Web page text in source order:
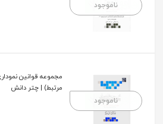
ناموجود
ناموجود
مجموعه قوانین
مرتبط) | چتر دانش